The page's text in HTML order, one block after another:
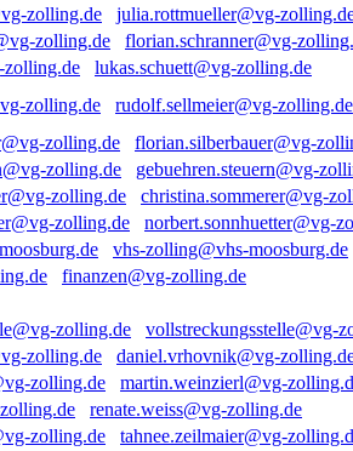
julia.rottmueller@vg-
florian.schranner@vg-
lukas.schuett@vg-zolling.de
rudolf.sellmeier@vg-zolling.de
florian.silberbauer@vg-
gebuehren.steuern@vg-
christina.sommerer@vg-
norbert.sonnhuetter@vg-
vhs-zolling@vhs-moosburg.de
finanzen@vg-zolling.de
vollstreckungsstelle@vg-
daniel.vrhovnik@vg-
martin.weinzierl@vg-
renate.weiss@vg-zolling.de
tahnee.zeilmaier@vg-